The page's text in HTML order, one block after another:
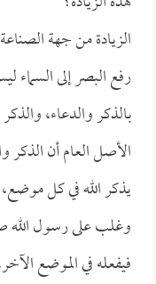
الزيادة من جهة
رفع البصر إلى السماء
بالذكر والدعاء،
الأصل العام أن الذكر
يذكر الله في كل
وغلب على رسول الله
فيفعله في الموضع